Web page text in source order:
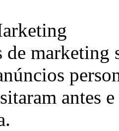
de marketing
antes